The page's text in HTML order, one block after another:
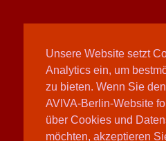
Unsere Website setzt
Analytics ein, um
zu bieten. Wenn Sie
AVIVA-Berlin-Website
über Cookies und
möchten, akzeptieren